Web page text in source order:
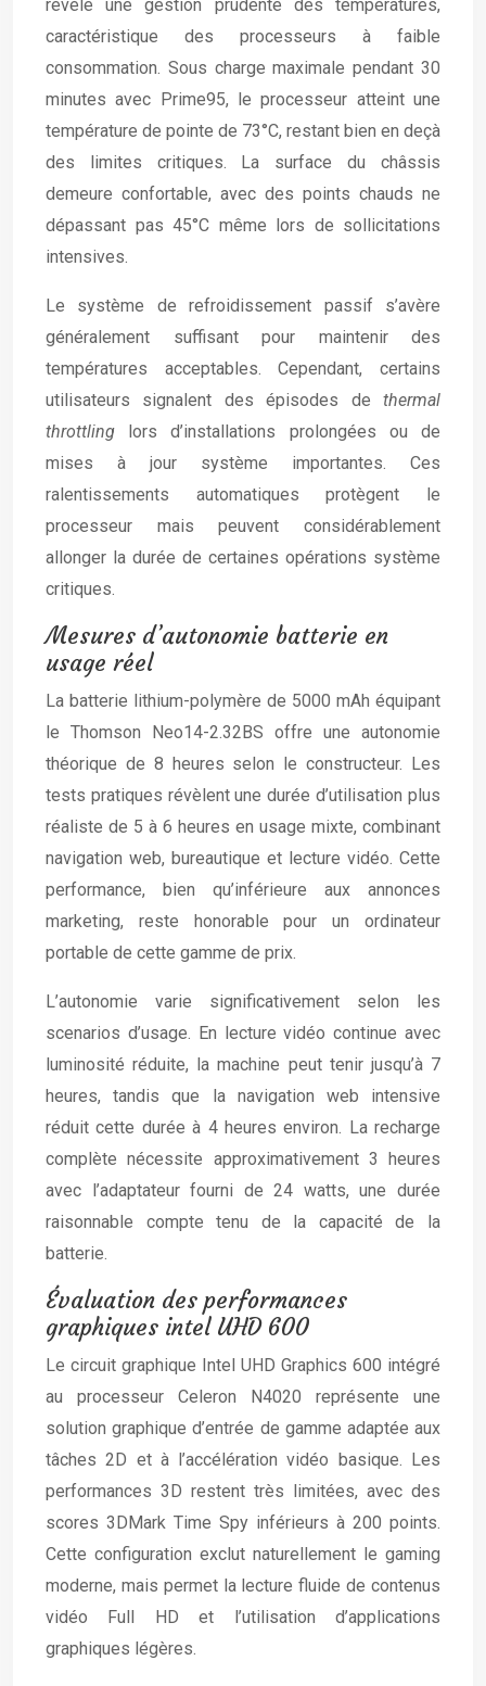
révèle une gestion prudente des températures,
caractéristique des processeurs à faible
consommation. Sous charge maximale pendant 30
minutes avec Prime95, le processeur atteint une
température de pointe de 73°C, restant bien en deçà
des limites critiques. La surface du châssis
demeure confortable, avec des points chauds ne
dépassant pas 45°C même lors de sollicitations
intensives.
Le système de refroidissement passif s’avère
généralement suffisant pour maintenir des
températures acceptables. Cependant, certains
utilisateurs signalent des épisodes de thermal
throttling lors d’installations prolongées ou de
mises à jour système importantes. Ces
ralentissements automatiques protègent le
processeur mais peuvent considérablement
allonger la durée de certaines opérations système
critiques.
Mesures d’autonomie batterie en
usage réel
La batterie lithium-polymère de 5000 mAh équipant
le Thomson Neo14-2.32BS offre une autonomie
théorique de 8 heures selon le constructeur. Les
tests pratiques révèlent une durée d’utilisation plus
réaliste de 5 à 6 heures en usage mixte, combinant
navigation web, bureautique et lecture vidéo. Cette
performance, bien qu’inférieure aux annonces
marketing, reste honorable pour un ordinateur
portable de cette gamme de prix.
L’autonomie varie significativement selon les
scenarios d’usage. En lecture vidéo continue avec
luminosité réduite, la machine peut tenir jusqu’à 7
heures, tandis que la navigation web intensive
réduit cette durée à 4 heures environ. La recharge
complète nécessite approximativement 3 heures
avec l’adaptateur fourni de 24 watts, une durée
raisonnable compte tenu de la capacité de la
batterie.
Évaluation des performances
graphiques intel UHD 600
Le circuit graphique Intel UHD Graphics 600 intégré
au processeur Celeron N4020 représente une
solution graphique d’entrée de gamme adaptée aux
tâches 2D et à l’accélération vidéo basique. Les
performances 3D restent très limitées, avec des
scores 3DMark Time Spy inférieurs à 200 points.
Cette configuration exclut naturellement le gaming
moderne, mais permet la lecture fluide de contenus
vidéo Full HD et l’utilisation d’applications
graphiques légères.